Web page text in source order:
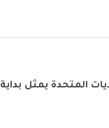
المتحدة يمثل بداية